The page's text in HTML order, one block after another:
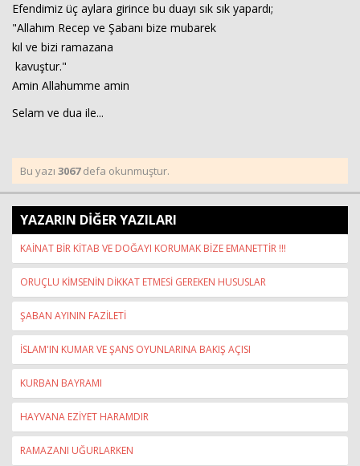
Efendimiz üç aylara girince bu duayı sık sık yapardı;
"Allahım Recep ve Şabanı bize mubarek
kıl ve bizi ramazana
kavuştur."
Amin Allahumme amin
Selam ve dua ile...
Bu yazı 3067defa okunmuştur.
YAZARIN DİĞER YAZILARI
KAİNAT BİR KİTAB VE DOĞAYI KORUMAK BİZE EMANETTİR !!!
ORUÇLU KİMSENİN DİKKAT ETMESİ GEREKEN HUSUSLAR
ŞABAN AYININ FAZİLETİ
İSLAM'IN KUMAR VE ŞANS OYUNLARINA BAKIŞ AÇISI
KURBAN BAYRAMI
HAYVANA EZİYET HARAMDIR
RAMAZANI UĞURLARKEN